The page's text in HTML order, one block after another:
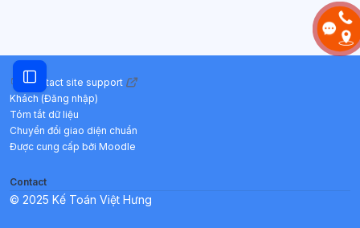
Mở chỉ số ngăn của khóa học
Contact site support
Khách (Đăng nhập)
Tóm tắt dữ liệu
Chuyển đổi giao diện chuẩn
Được cung cấp bởi Moodle
Contact
© 2025 Kế Toán Việt Hưng